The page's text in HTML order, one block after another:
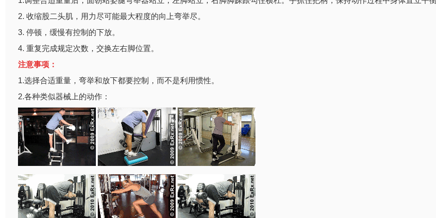
2. 收缩股二头肌，用力尽可能最大程度的向上弯举尽。
3. 停顿，缓慢有控制的下放。
4. 重复完成规定次数，交换左右脚位置。
注意事项：
1.选择合适重量，弯举和放下都要控制，而不是利用惯性。
2.各种类似器械上的动作：